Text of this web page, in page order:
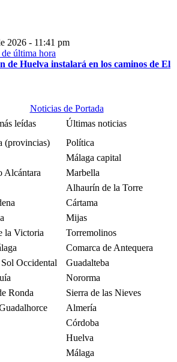
2026 - 11:41 pm
de Huelva instalará en los caminos de El
Noticias de Portada
leídas
Últimas noticias
(provincias)
Política
Málaga capital
Alcántara
Marbella
Alhaurín de la Torre
Cártama
Mijas
la Victoria
Torremolinos
Comarca de Antequera
Occidental
Guadalteba
Nororma
Ronda
Sierra de las Nieves
Almería
Córdoba
Huelva
Málaga